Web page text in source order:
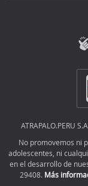
ATRAPALO.PERU
No promovemos ni
adolescentes, ni
en el desarrollo de
29408. Más